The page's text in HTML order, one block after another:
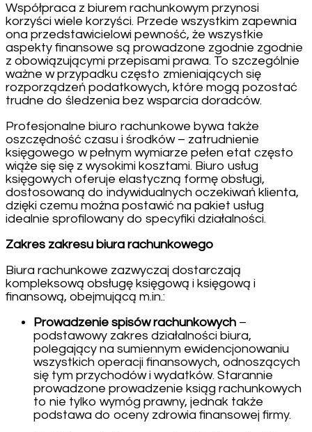
Współpraca z biurem rachunkowym przynosi
korzyści wiele korzyści. Przede wszystkim zapewnia
ona przedstawicielowi pewność, że wszystkie
aspekty finansowe są prowadzone zgodnie zgodnie
z obowiązującymi przepisami prawa. To szczególnie
ważne w przypadku często zmieniających się
rozporządzeń podatkowych, które mogą pozostać
trudne do śledzenia bez wsparcia doradców.
Profesjonalne biuro rachunkowe bywa także
oszczędność czasu i środków – zatrudnienie
księgowego w pełnym wymiarze pełen etat często
wiąże się się z wysokimi kosztami. Biuro usług
księgowych oferuje elastyczną formę obsługi,
dostosowaną do indywidualnych oczekiwań klienta,
dzięki czemu można postawić na pakiet usług
idealnie sprofilowany do specyfiki działalności.
Zakres zakresu biura rachunkowego
Biura rachunkowe zazwyczaj dostarczają
kompleksową obsługę księgową i księgową i
finansową, obejmującą m.in.:
Prowadzenie spisów rachunkowych –
podstawowy zakres działalności biura,
polegający na sumiennym ewidencjonowaniu
wszystkich operacji finansowych, odnoszących
się tym przychodów i wydatków. Starannie
prowadzone prowadzenie ksiąg rachunkowych
to nie tylko wymóg prawny, jednak także
podstawa do oceny zdrowia finansowej firmy.